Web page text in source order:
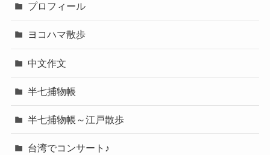
プロフィール
ヨコハマ散歩
中文作文
半七捕物帳
半七捕物帳～江戸散歩
台湾でコンサート♪